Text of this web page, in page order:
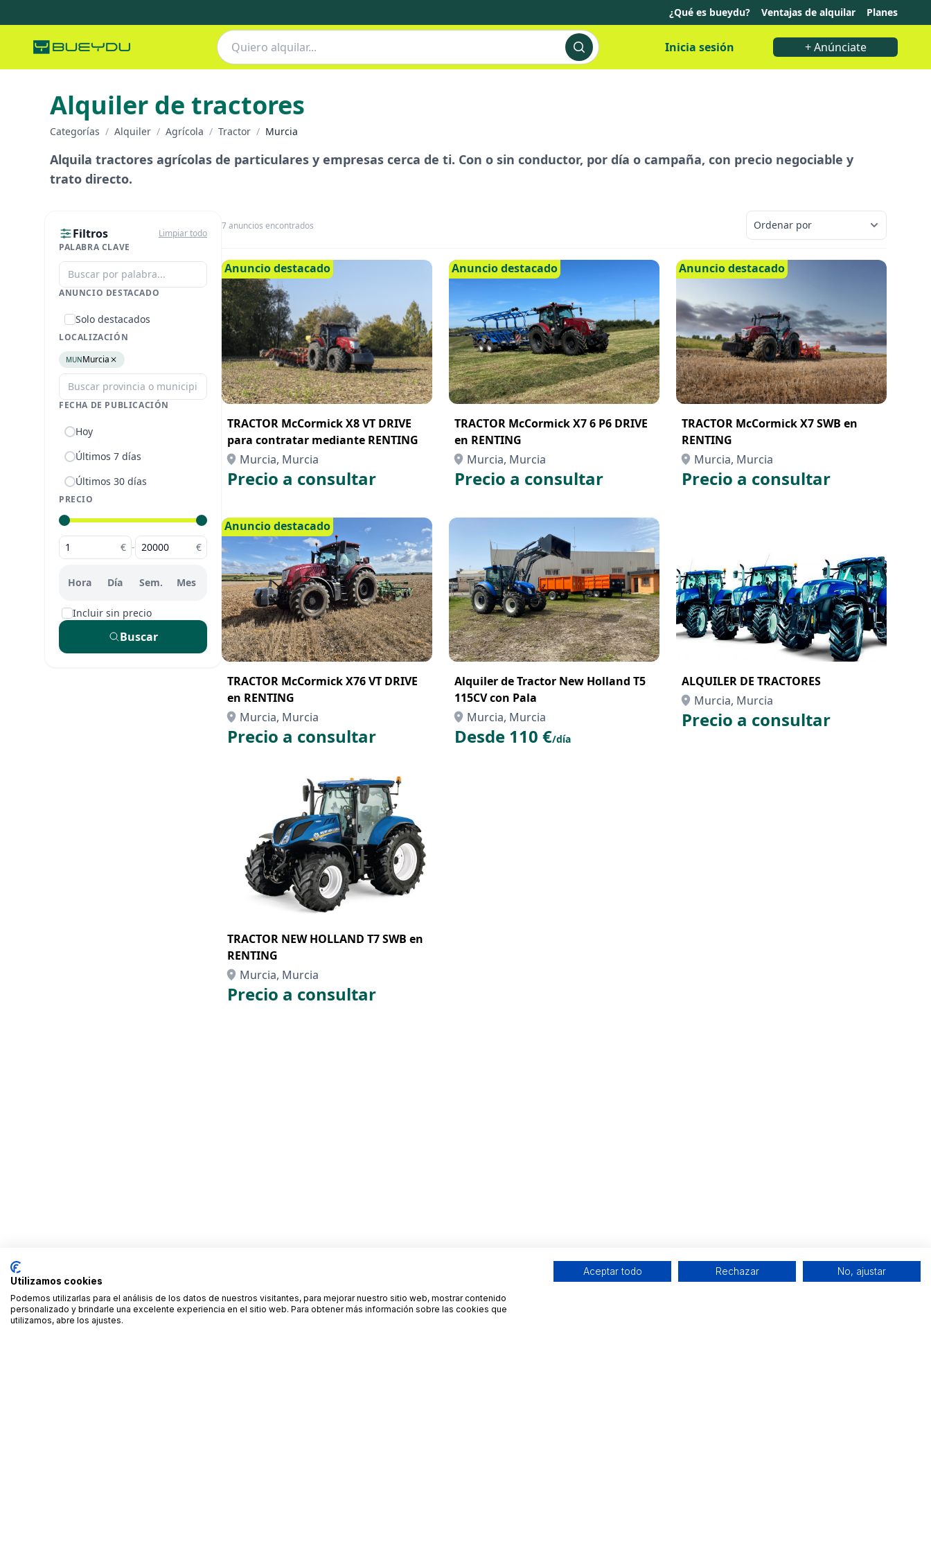
¿Qué es bueydu? Ventajas de alquilar Planes
Inicia sesión + Anúnciate
Alquiler de tractores
Categorías / Alquiler / Agrícola / Tractor / Murcia
Alquila tractores agrícolas de particulares y empresas cerca de ti. Con o sin conductor, por día o campaña, con precio negociable y
trato directo.
Filtros
Limpiar todo
PALABRA CLAVE
ANUNCIO DESTACADO
Solo destacados
LOCALIZACIÓN
MUNMurcia
FECHA DE PUBLICACIÓN
Hoy
Últimos 7 días
Últimos 30 días
PRECIO
€ - €
Hora Día Sem. Mes
Incluir sin precio
Buscar
7anuncios encontrados
Anuncio destacado
TRACTOR McCormick X8 VT DRIVE
para contratar mediante RENTING
Murcia, Murcia
Precio a consultar
Anuncio destacado
TRACTOR McCormick X7 6 P6 DRIVE
en RENTING
Murcia, Murcia
Precio a consultar
Anuncio destacado
TRACTOR McCormick X7 SWB en
RENTING
Murcia, Murcia
Precio a consultar
Anuncio destacado
TRACTOR McCormick X76 VT DRIVE
en RENTING
Murcia, Murcia
Precio a consultar
Alquiler de Tractor New Holland T5
115CV con Pala
Murcia, Murcia
Desde 110 €/día
ALQUILER DE TRACTORES
Murcia, Murcia
Precio a consultar
TRACTOR NEW HOLLAND T7 SWB en
RENTING
Murcia, Murcia
Precio a consultar
Utilizamos cookies
Podemos utilizarlas para el análisis de los datos de nuestros visitantes, para mejorar nuestro sitio web, mostrar contenido
personalizado y brindarle una excelente experiencia en el sitio web. Para obtener más información sobre las cookies que
utilizamos, abre los ajustes.
Aceptar todo Rechazar No, ajustar